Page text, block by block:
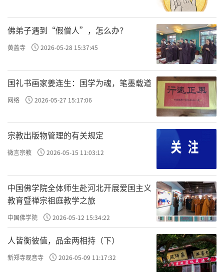
佛弟子遇到“假僧人”，怎么办？
黄盖寺 2026-05-28 15:37:45
国礼书画家姜连生：国学为魂，笔墨载道
网络 2026-05-27 15:17:06
宗教出版物管理的有关规定
微言宗教 2026-05-15 11:03:12
中国佛学院全体师生赴河北开展爱国主义
教育暨禅宗祖庭教学之旅
中国佛学院 2026-05-12 15:34:22
人皆衡彼值，品金两相持（下）
新郑寺观音寺 2026-05-09 11:17:32